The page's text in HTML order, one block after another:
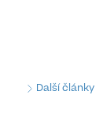
Další články